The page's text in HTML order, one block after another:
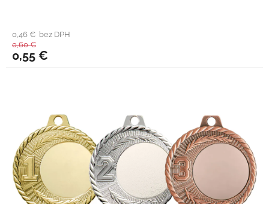
0,46 € bez DPH
0,60 €
0,55 €